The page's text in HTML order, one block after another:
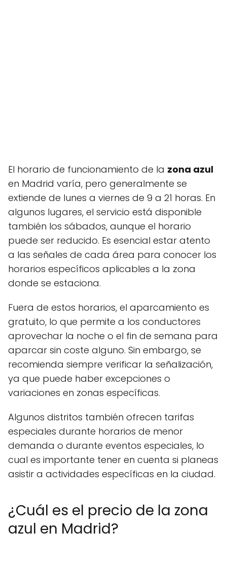
El horario de funcionamiento de la zona azul
en Madrid varía, pero generalmente se
extiende de lunes a viernes de 9 a 21 horas. En
algunos lugares, el servicio está disponible
también los sábados, aunque el horario
puede ser reducido. Es esencial estar atento
a las señales de cada área para conocer los
horarios específicos aplicables a la zona
donde se estaciona.
Fuera de estos horarios, el aparcamiento es
gratuito, lo que permite a los conductores
aprovechar la noche o el fin de semana para
aparcar sin coste alguno. Sin embargo, se
recomienda siempre verificar la señalización,
ya que puede haber excepciones o
variaciones en zonas específicas.
Algunos distritos también ofrecen tarifas
especiales durante horarios de menor
demanda o durante eventos especiales, lo
cual es importante tener en cuenta si planeas
asistir a actividades específicas en la ciudad.
¿Cuál es el precio de la zona
azul en Madrid?